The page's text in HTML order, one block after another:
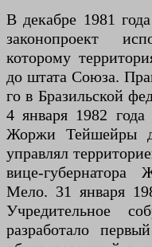
В декабре 1981
законопроект
которому
до штата Союза.
го в Бразильской
4 января 1982 года
Жоржи Тейшейры
управлял
вице-губернатора
Мело. 31 января
Учредительное
разработало